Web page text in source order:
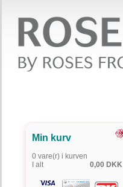
Min kurv
0 vare(r) i kurven
I alt
0,00 DKK